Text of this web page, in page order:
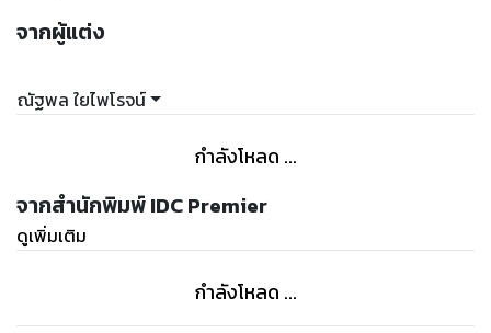
จากผู้แต่ง
ณัฐพล ใยไพโรจน์
กำลังโหลด ...
จากสำนักพิมพ์ IDC Premier
ดูเพิ่มเติม
กำลังโหลด ...